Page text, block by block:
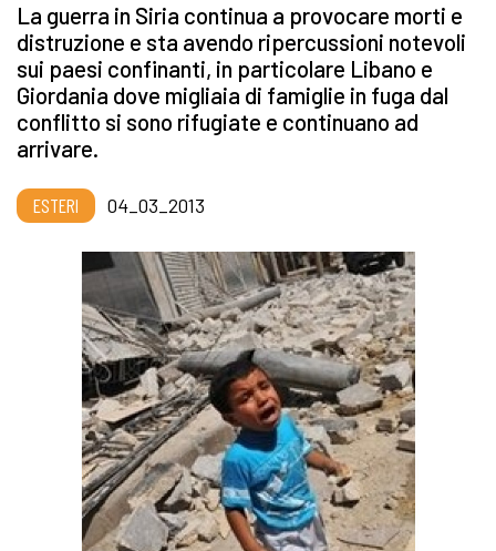
La guerra in Siria continua a provocare morti e
distruzione e sta avendo ripercussioni notevoli
sui paesi confinanti, in particolare Libano e
Giordania dove migliaia di famiglie in fuga dal
conflitto si sono rifugiate e continuano ad
arrivare.
ESTERI 04_03_2013